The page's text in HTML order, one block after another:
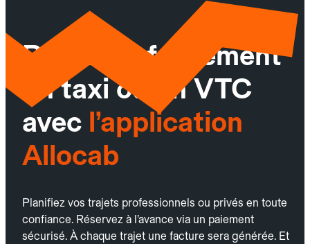
Réservez facilement
un taxi ou un VTC
avec l’application
Allocab
Planifiez vos trajets professionnels ou privés en toute
confiance. Réservez à l’avance via un paiement
sécurisé. À chaque trajet une facture sera générée. Et